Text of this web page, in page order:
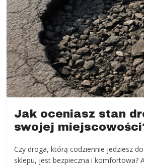
Jak oceniasz stan
swojej
Czy droga, którą codziennie jedziesz
sklepu, jest bezpieczna i komfortowa?